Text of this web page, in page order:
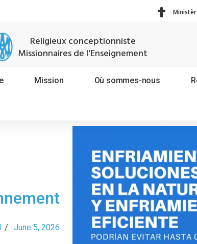
Religieux conceptionniste
Missionnaires de l'Enseignement
Mission Où sommes-nous
/ June 5, 2026